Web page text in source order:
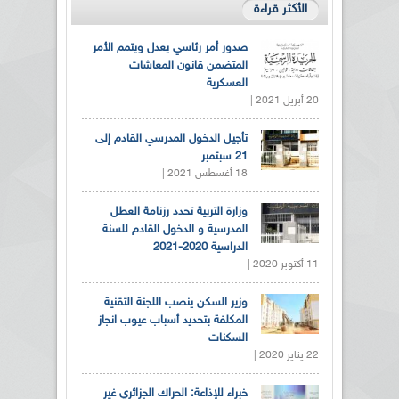
الأكثر قراءة
صدور أمر رئاسي يعدل ويتمم الأمر
المتضمن قانون المعاشات
العسكرية
20 أبريل 2021 |
تأجيل الدخول المدرسي القادم إلى
21 سبتمبر
18 أغسطس 2021 |
وزارة التربية تحدد رزنامة العطل
المدرسية و الدخول القادم للسنة
الدراسية 2020-2021
11 أكتوبر 2020 |
وزير السكن ينصب اللجنة التقنية
المكلفة بتحديد أسباب عيوب انجاز
السكنات
22 يناير 2020 |
خبراء للإذاعة: الحراك الجزائري غير